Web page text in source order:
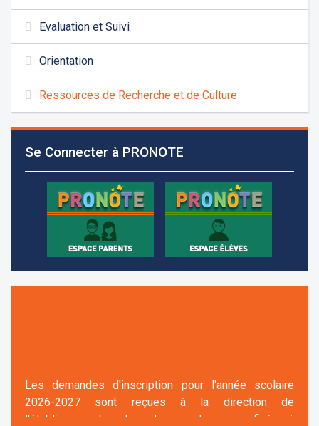
Evaluation et Suivi
Orientation
Ressources de Recherche et de Culture
Se Connecter à PRONOTE
Les demandes d'inscription pour l'année scolaire
+961 25 601 171
+961 25 601 172
+961 3 669 641
2026-2027 sont reçues à la direction de
l'établissement selon des rendez-vous fixés à
l’avance.